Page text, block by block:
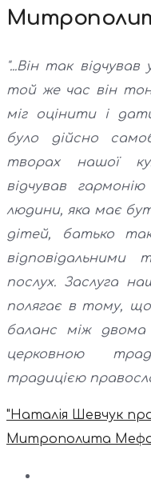
"...Він так
той же час він
міг оцінити і
було дійсно
творах нашої
відчував
людини, яка має
дітей, батько
послух. Заслуга
полягає в тому, що
баланс між двома
церковною
традицією
"Наталія Шевчук
Митрополита